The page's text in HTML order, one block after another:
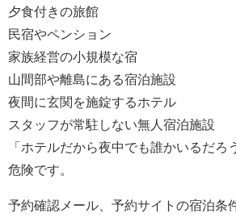
夕食付きの旅館
民宿やペンション
家族経営の小規模な宿
山間部や離島にある宿泊施設
夜間に玄関を施錠するホテル
スタッフが常駐しない無人宿泊施設
「ホテルだから夜中でも誰かいるだろ
危険です。
予約確認メール、予約サイトの宿泊条